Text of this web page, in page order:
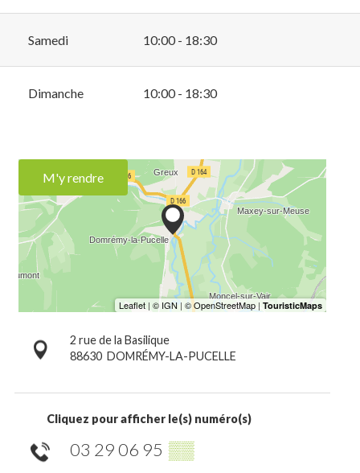
Samedi 10:00 - 18:30
Dimanche 10:00 - 18:30
M'y rendre
2 rue de la Basilique
88630 DOMRÉMY-LA-PUCELLE
Cliquez pour afficher le(s) numéro(s)
03 29 06 95 ▒▒